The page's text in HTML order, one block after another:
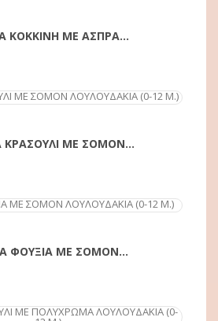
ΚΟΚΚΙΝΗ ΜΕ ΑΣΠΡΑ...
ΑΓΟΡΆ
ΚΡΑΣΟΥΛΙ ΜΕ ΣΟΜΟΝ...
ΑΓΟΡΆ
ΦΟΥΞΙΑ ΜΕ ΣΟΜΟΝ...
ΑΓΟΡΆ